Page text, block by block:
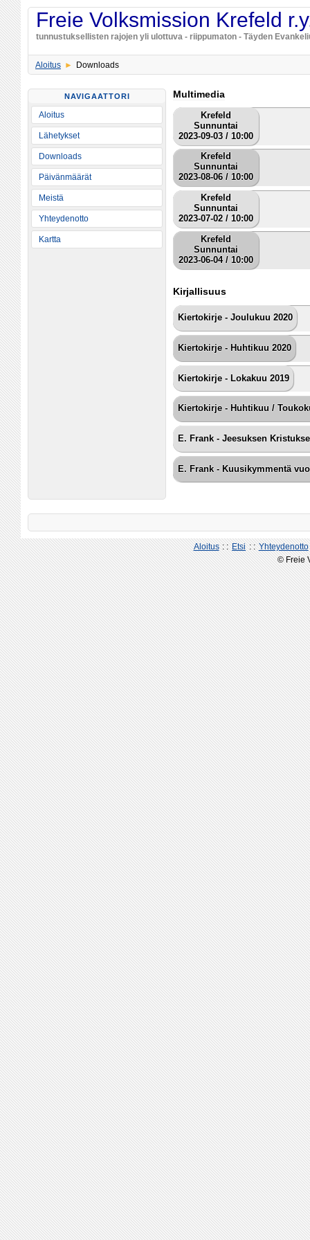
Freie Volksmission Krefeld
tunnustuksellisten rajojen yli ulottuva - riippumaton - Täyden
Aloitus Downloads
NAVIGAATTORI
Aloitus
Lähetykset
Downloads
Päivänmäärät
Meistä
Yhteydenotto
Kartta
Multimedia
Krefeld
Sunnuntai
2023-09-03 / 10:00
Krefeld
Sunnuntai
2023-08-06 / 10:00
Krefeld
Sunnuntai
2023-07-02 / 10:00
Krefeld
Sunnuntai
2023-06-04 / 10:00
Kirjallisuus
Kiertokirje - Joulukuu 2020
Kiertokirje - Huhtikuu 2020
Kiertokirje - Lokakuu 2019
Kiertokirje - Huhtikuu /
E. Frank - Jeesuksen
E. Frank - Kuusikymmentä
Aloitus : : Etsi : : Yhteydenotto
© Freie